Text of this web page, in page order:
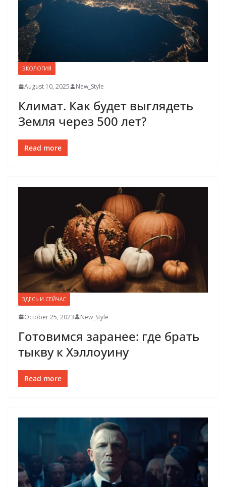
ЭКОЛОГИЯ
August 10, 2025 New_Style
Климат. Как будет выглядеть
Земля через 500 лет?
Read more
ЗДЕСЬ И СЕЙЧАС
October 25, 2023 New_Style
Готовимся заранее: где брать
тыкву к Хэллоуину
Read more